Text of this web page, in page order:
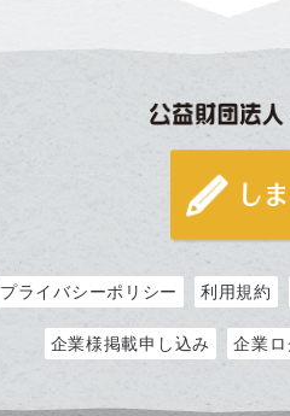
プライバシーポリシー 利用規約
企業様掲載申し込み 企業ロ